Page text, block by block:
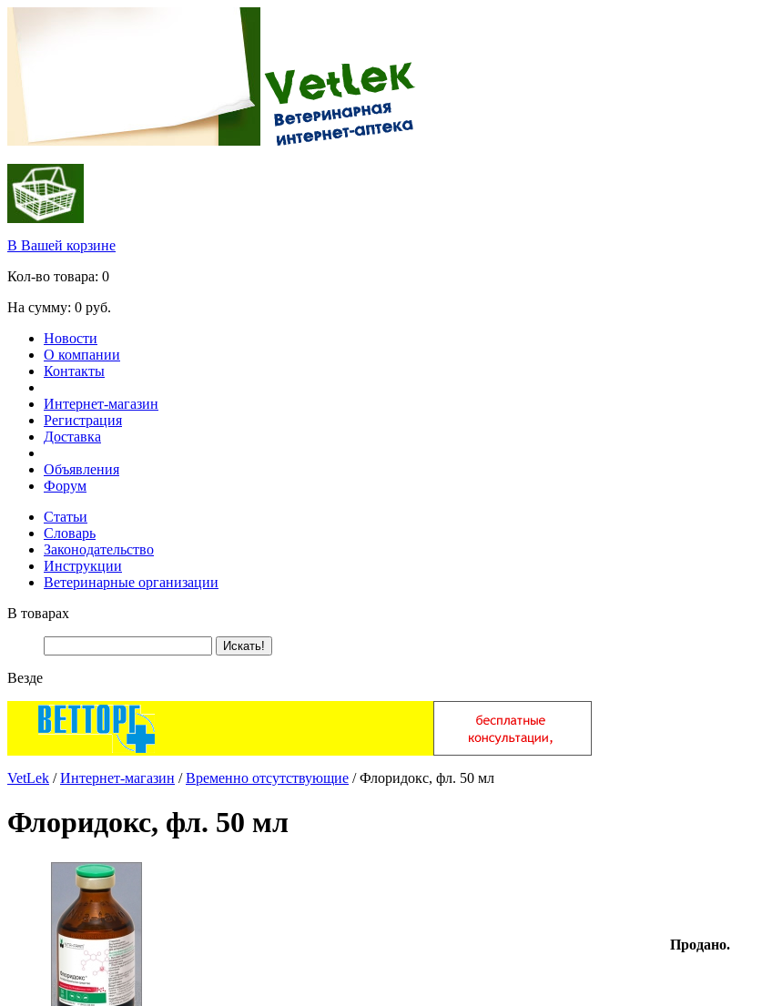
В Вашей корзине
Кол-во товара: 0
На сумму: 0 руб.
Новости
О компании
Контакты
Интернет-магазин
Регистрация
Доставка
Объявления
Форум
Статьи
Словарь
Законодательство
Инструкции
Ветеринарные организации
В товарах
Везде
VetLek /Интернет-магазин /Временно отсутствующие / Флоридокс, фл. 50 мл
Флоридокс, фл. 50 мл
Продано.